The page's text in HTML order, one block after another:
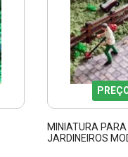
MINIATURA
JARDINEIROS